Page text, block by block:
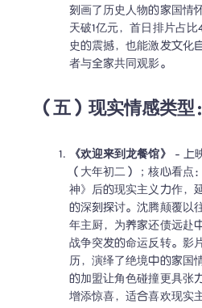
刻画了历史人物的家国情
天破1亿元，首日排片占
史的震撼，也能激发文化
者与全家共同观影。
（五）现实情感类
《欢迎来到龙餐馆》
- 上
（大年初二）；核心看点
神》后的现实主义力作，
的深刻探讨。沈腾颠覆以
年主厨，为养家还债远赴
战争突发的命运反转。影
历，演绎了绝境中的家国
的加盟让角色碰撞更具张
增添惊喜，适合喜欢现实